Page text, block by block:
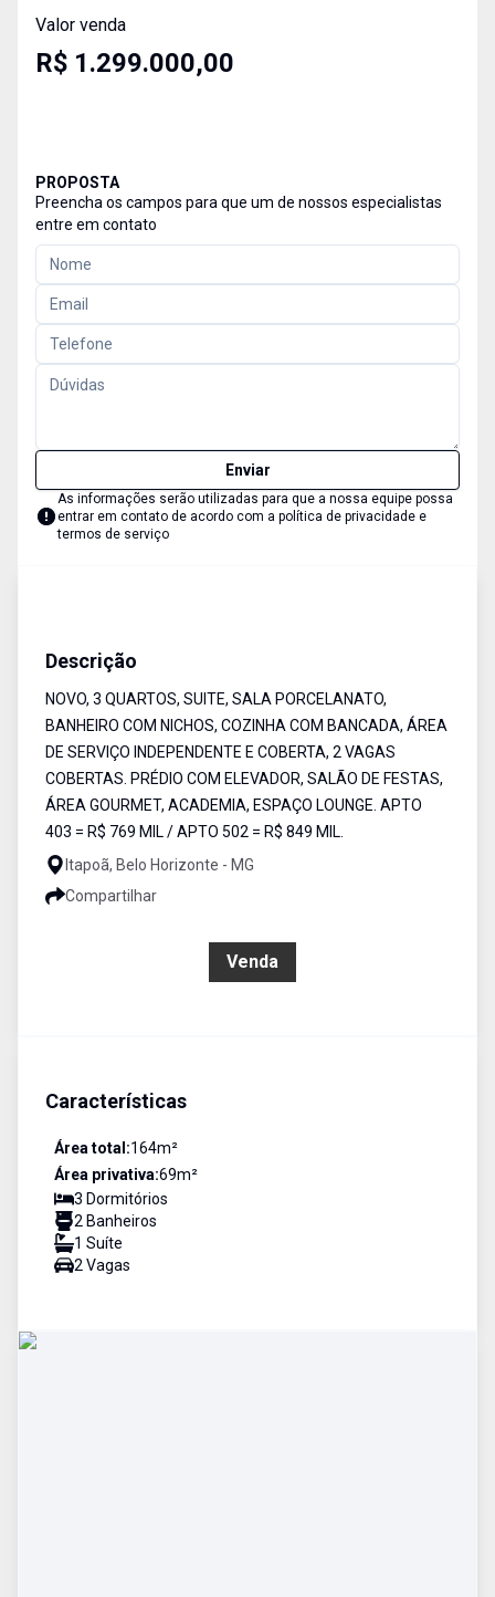
Valor venda
R$ 1.299.000,00
PROPOSTA
Preencha os campos para que um de nossos especialistas
entre em contato
Enviar
As informações serão utilizadas para que a nossa equipe possa
entrar em contato de acordo com a política de privacidade e
termos de serviço
Descrição
NOVO, 3 QUARTOS, SUITE, SALA PORCELANATO,
BANHEIRO COM NICHOS, COZINHA COM BANCADA, ÁREA
DE SERVIÇO INDEPENDENTE E COBERTA, 2 VAGAS
COBERTAS. PRÉDIO COM ELEVADOR, SALÃO DE FESTAS,
ÁREA GOURMET, ACADEMIA, ESPAÇO LOUNGE. APTO
403 = R$ 769 MIL / APTO 502 = R$ 849 MIL.
Itapoã, Belo Horizonte - MG
Compartilhar
Venda
Características
Área total:164m²
Área privativa:69m²
3 Dormitórios
2 Banheiros
1 Suíte
2 Vagas